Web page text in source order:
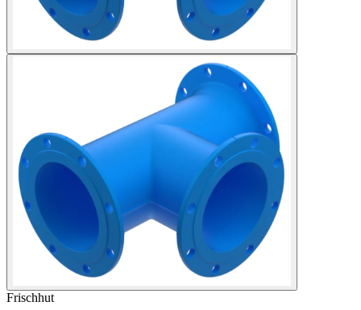
Frischhut